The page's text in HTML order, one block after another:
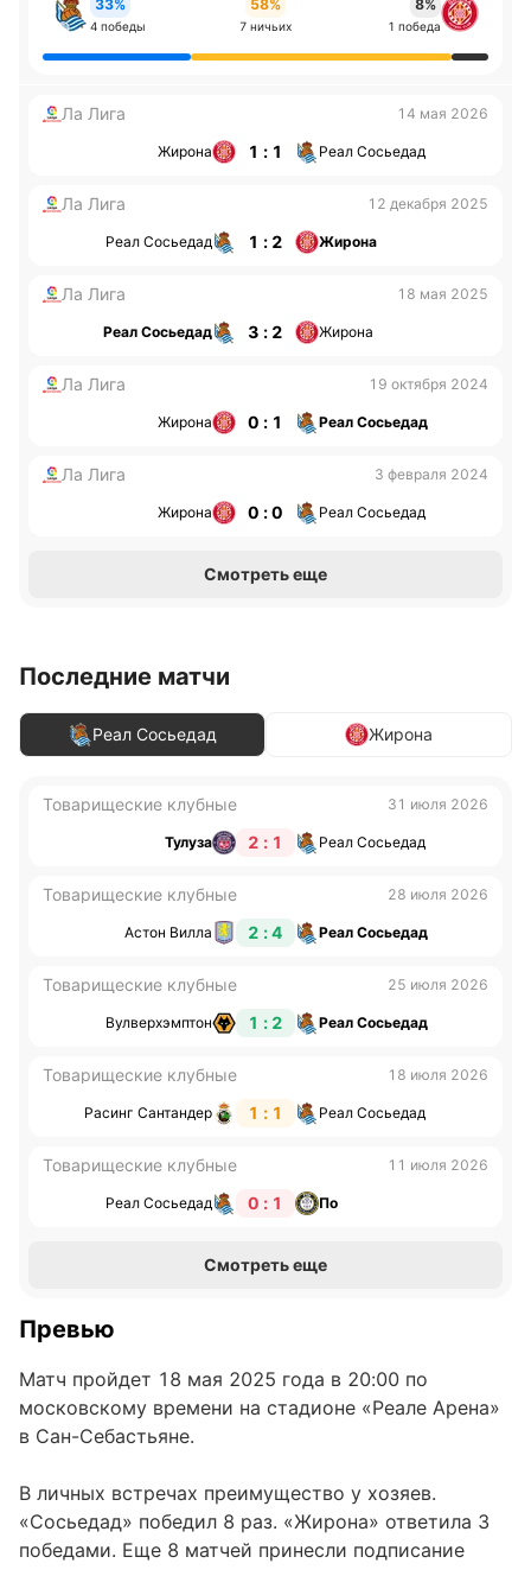
33%
4 победы
58%
7 ничьих
8%
1 победа
Ла Лига 14 мая 2026
Жирона 1 : 1 Реал Сосьедад
Ла Лига 12 декабря 2025
Реал Сосьедад 1 : 2 Жирона
Ла Лига 18 мая 2025
Реал Сосьедад 3 : 2 Жирона
Ла Лига 19 октября 2024
Жирона 0 : 1 Реал Сосьедад
Ла Лига 3 февраля 2024
Жирона 0 : 0 Реал Сосьедад
Смотреть еще
Последние матчи
Реал Сосьедад Жирона
Товарищеские клубные 31 июля 2026
Тулуза 2 : 1 Реал Сосьедад
Товарищеские клубные 28 июля 2026
Астон Вилла 2 : 4 Реал Сосьедад
Товарищеские клубные 25 июля 2026
Вулверхэмптон 1 : 2 Реал Сосьедад
Товарищеские клубные 18 июля 2026
Расинг Сантандер 1 : 1 Реал Сосьедад
Товарищеские клубные 11 июля 2026
Реал Сосьедад 0 : 1 По
Смотреть еще
Превью
Матч пройдет 18 мая 2025 года в 20:00 по
московскому времени на стадионе «Реале Арена»
в Сан-Себастьяне.
В личных встречах преимущество у хозяев.
«Сосьедад» победил 8 раз. «Жирона» ответила 3
победами. Еще 8 матчей принесли подписание